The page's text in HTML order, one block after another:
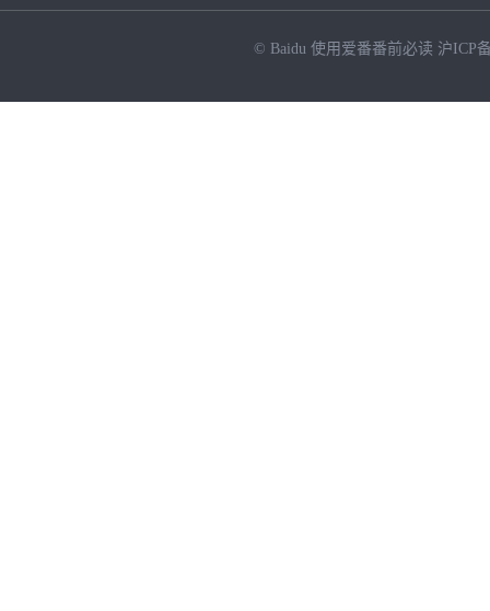
© Baidu 使用爱番番前必读 沪ICP